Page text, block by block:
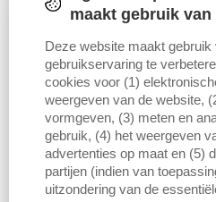
maakt gebruik
Deze website maakt
gebruikservaring te
cookies voor (1)
weergeven van de website,
vormgeven, (3) meten en
gebruik, (4) het weergeven
advertenties op maat en (5)
partijen (indien van
uitzondering van de